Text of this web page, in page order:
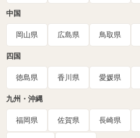
中国
岡山県 広島県 鳥取県
四国
徳島県 香川県 愛媛県
九州・沖縄
福岡県 佐賀県 長崎県